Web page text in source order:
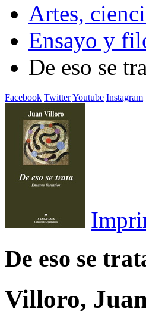
Artes,
Ensayo y
De eso se
Facebook TwitterYoutube Instagram
De eso se
Villoro,